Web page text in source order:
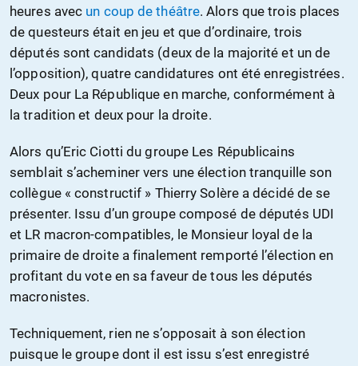
heures avec un coup de théâtre. Alors que trois places
de questeurs était en jeu et que d’ordinaire, trois
députés sont candidats (deux de la majorité et un de
l’opposition), quatre candidatures ont été enregistrées.
Deux pour La République en marche, conformément à
la tradition et deux pour la droite.
Alors qu’Eric Ciotti du groupe Les Républicains
semblait s’acheminer vers une élection tranquille son
collègue « constructif » Thierry Solère a décidé de se
présenter. Issu d’un groupe composé de députés UDI
et LR macron-compatibles, le Monsieur loyal de la
primaire de droite a finalement remporté l’élection en
profitant du vote en sa faveur de tous les députés
macronistes.
Techniquement, rien ne s’opposait à son élection
puisque le groupe dont il est issu s’est enregistré